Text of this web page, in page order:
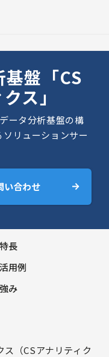
基盤「CS
ス」
ータ分析基盤の構
リューションサー
い合わせ
特長
活用例
強み
ス（CSアナリティク